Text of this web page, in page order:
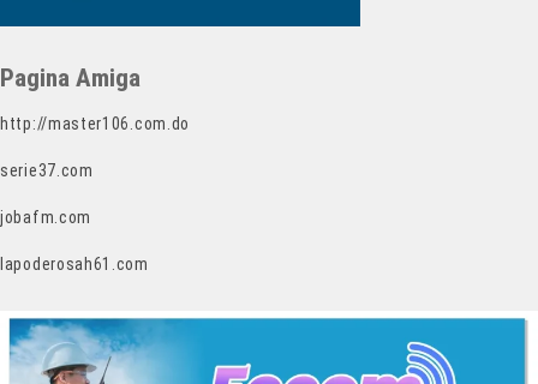
Pagina Amiga
http://master106.com.do
serie37.com
jobafm.com
lapoderosah61.com